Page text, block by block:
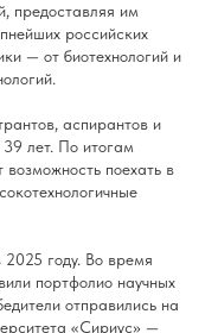
предоставляя им
российских
— от биотехнологий и
аспирантов и
лет. По итогам
возможность поехать в
году. Во время
портфолио научных
отправились на
«Сириус» —